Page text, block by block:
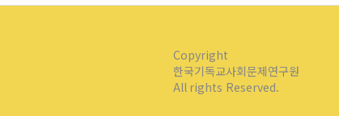
Copyright
한국기독교사회문제연구원
All rights Reserved.